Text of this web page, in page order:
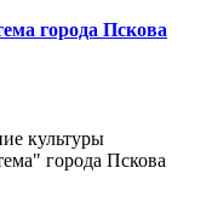
города Пскова
культуры
города Пскова